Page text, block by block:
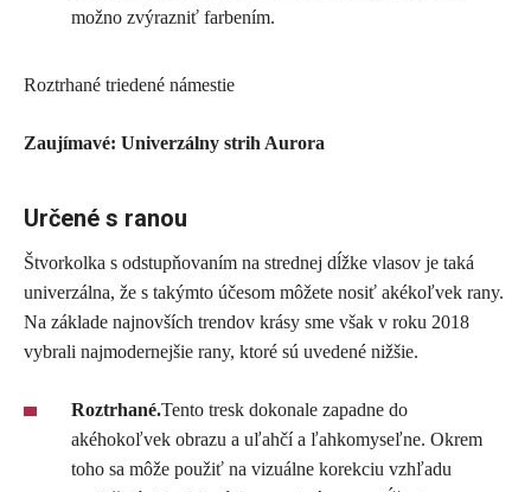
možno zvýrazniť farbením.
Roztrhané triedené námestie
Zaujímavé: Univerzálny strih Aurora
Určené s ranou
Štvorkolka s odstupňovaním na strednej dĺžke vlasov je taká
univerzálna, že s takýmto účesom môžete nosiť akékoľvek rany.
Na základe najnovších trendov krásy sme však v roku 2018
vybrali najmodernejšie rany, ktoré sú uvedené nižšie.
Roztrhané.Tento tresk dokonale zapadne do
akéhokoľvek obrazu a uľahčí a ľahkomyseľne. Okrem
toho sa môže použiť na vizuálne korekciu vzhľadu